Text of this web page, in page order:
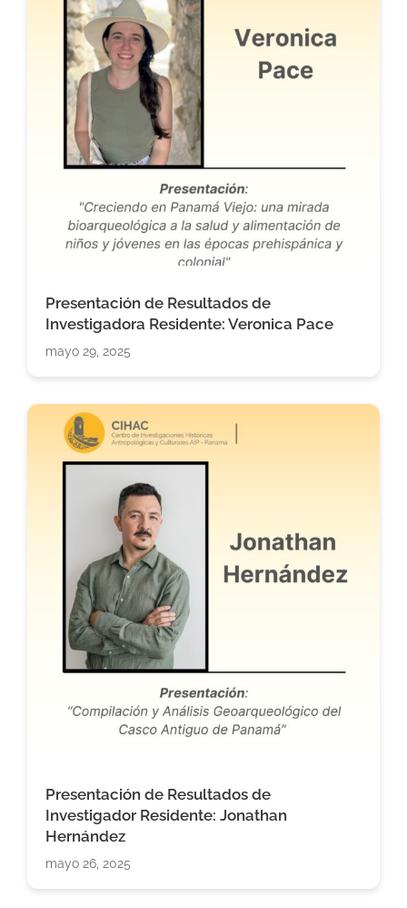
Presentación de Resultados de
Investigadora Residente: Veronica Pace
mayo 29, 2025
Presentación de Resultados de
Investigador Residente: Jonathan
Hernández
mayo 26, 2025